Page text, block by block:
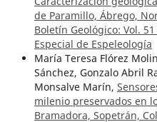
de Paramillo, Ábrego,
Boletín Geológico: Vol.
Especial de Espeleología
María Teresa Flórez
Sánchez, Gonzalo Abril
Monsalve Marín,
milenio preservados en
Bramadora, Sopetrán,